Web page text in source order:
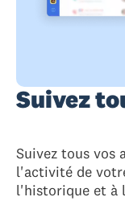
Suivez
Suivez tous vos
l'activité de
l'historique et à